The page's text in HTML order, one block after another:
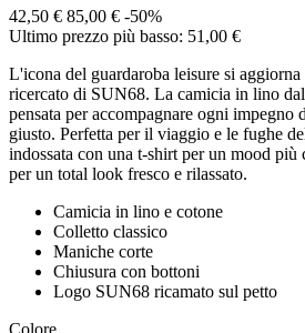
42,50 € 85,00 € -50%
Ultimo prezzo più basso: 51,00 €
L'icona del guardaroba leisure si
ricercato di SUN68. La camicia in lino dal
pensata per accompagnare ogni impegno
giusto. Perfetta per il viaggio e le fughe
indossata con una t-shirt per un mood più
per un total look fresco e rilassato.
Camicia in lino e cotone
Colletto classico
Maniche corte
Chiusura con bottoni
Logo SUN68 ricamato sul petto